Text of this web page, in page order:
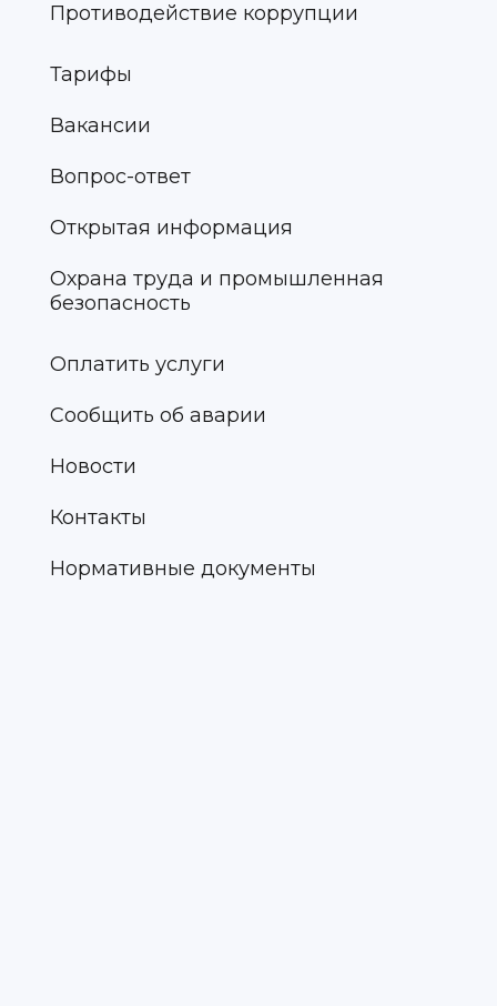
Противодействие коррупции
Тарифы
Вакансии
Вопрос-ответ
Открытая информация
Охрана труда и промышленная
безопасность
Оплатить услуги
Сообщить об аварии
Новости
Контакты
Нормативные документы